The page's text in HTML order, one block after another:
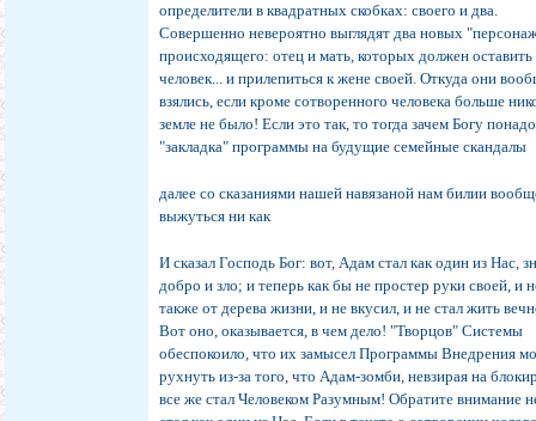
определители в квадратных скобках: своего и два.
Совершенно невероятно выглядят два новых
происходящего: отец и мать, которых должен оставить
человек... и прилепиться к жене своей. Откуда они
взялись, если кроме сотворенного человека больше
земле не было! Если это так, то тогда зачем Богу
"закладка" программы на будущие семейные скандалы
далее со сказаниями нашей навязаной нам билии
выжуться ни как
И сказал Господь Бог: вот, Адам стал как один из Нас,
добро и зло; и теперь как бы не простер руки своей, и
также от дерева жизни, и не вкусил, и не стал жить
Вот оно, оказывается, в чем дело! "Творцов" Системы
обеспокоило, что их замысел Программы Внедрения
рухнуть из-за того, что Адам-зомби, невзирая на
все же стал Человеком Разумным! Обратите внимание